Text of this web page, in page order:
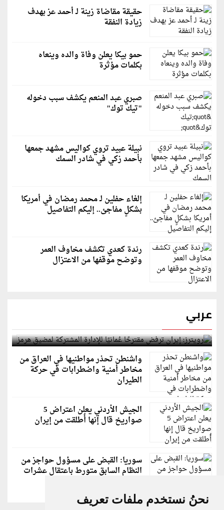
نحنُ نستخدم ملفات تعريف
حقيقة مقاضاة زينة لـ أحمد عز بهدف
زيادة النفقة
حمو بيكا يعلن وفاة والده وينعاه
بكلمات مؤثرة
صبري عبد المنعم يكشف سبب دخوله
"تيك توك"
نبيلة عبيد تروي كواليس مشهد جمعها
بأحمد زكي في شادر السمك
إلغاء حفلين لـ محمد رمضان في أمريكا
بشكلٍ مفاجئ.. إليكم التفاصيل
رندة كعدي تكشف مخاوف العمر
وتوضح موقفها من الاعتزال
عربي
رويترز: إيران ترفض مقترحًا عُمانيًا للإدارة المشتركة
لمضيق هرمز
واشنطن تحذر مواطنيها في العراق من
مخاطر أمنية واضطرابات في حركة
الطيران
الجيش الأردني يعلن اعتراض 5
صواريخ قال إنها أُطلقت من إيران
سوريا: القبض على مسؤول حواجز من
النظام السابق متورط باعتقال عشرات